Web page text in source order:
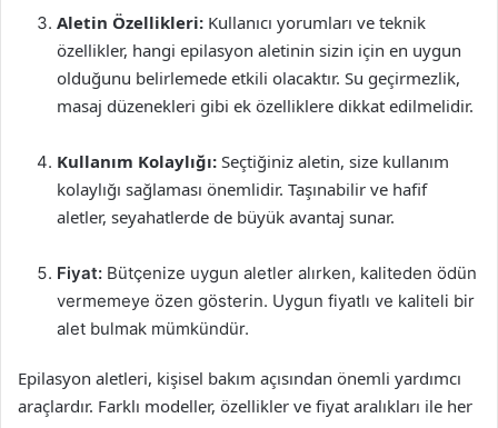
Aletin Özellikleri: Kullanıcı yorumları ve teknik
özellikler, hangi epilasyon aletinin sizin için en uygun
olduğunu belirlemede etkili olacaktır. Su geçirmezlik,
masaj düzenekleri gibi ek özelliklere dikkat edilmelidir.
Kullanım Kolaylığı: Seçtiğiniz aletin, size kullanım
kolaylığı sağlaması önemlidir. Taşınabilir ve hafif
aletler, seyahatlerde de büyük avantaj sunar.
Fiyat: Bütçenize uygun aletler alırken, kaliteden ödün
vermemeye özen gösterin. Uygun fiyatlı ve kaliteli bir
alet bulmak mümkündür.
Epilasyon aletleri, kişisel bakım açısından önemli yardımcı
araçlardır. Farklı modeller, özellikler ve fiyat aralıkları ile her